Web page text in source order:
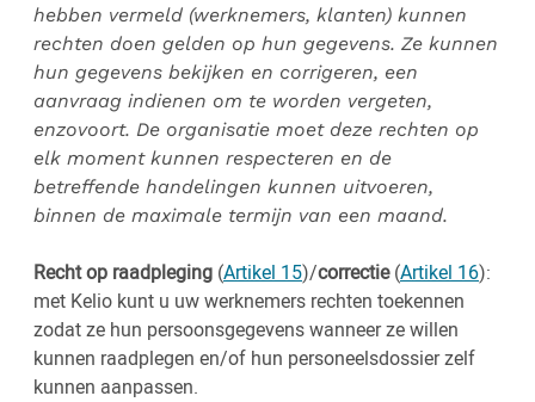
hebben vermeld (werknemers, klanten) kunnen
rechten doen gelden op hun gegevens. Ze kunnen
hun gegevens bekijken en corrigeren, een
aanvraag indienen om te worden vergeten,
enzovoort. De organisatie moet deze rechten op
elk moment kunnen respecteren en de
betreffende handelingen kunnen uitvoeren,
binnen de maximale termijn van een maand.
Recht op raadpleging (Artikel 15)/correctie(Artikel 16):
met Kelio kunt u uw werknemers rechten toekennen
zodat ze hun persoonsgegevens wanneer ze willen
kunnen raadplegen en/of hun personeelsdossier zelf
kunnen aanpassen.